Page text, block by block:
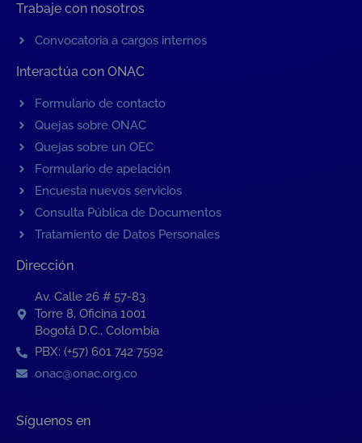
Trabaje con nosotros
Convocatoria a cargos internos
Interactúa con ONAC
Formulario de contacto
Quejas sobre ONAC
Quejas sobre un OEC
Formulario de apelación
Encuesta nuevos servicios
Consulta Pública de Documentos
Tratamiento de Datos Personales
Dirección
Av. Calle 26 # 57-83
Torre 8, Oficina 1001
Bogotá D.C., Colombia
PBX: (+57) 601 742 7592
onac@onac.org.co
Síguenos en